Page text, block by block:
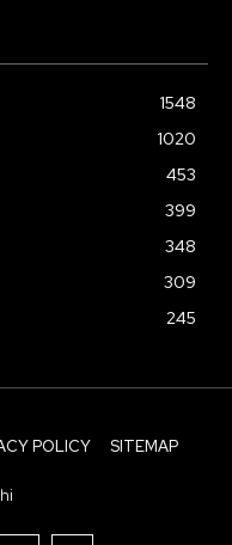
1548
1020
453
399
348
309
245
POLICY SITEMAP